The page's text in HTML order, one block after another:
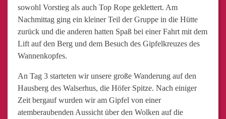
sowohl Vorstieg als auch Top Rope geklettert. Am
Nachmittag ging ein kleiner Teil der Gruppe in die Hütte
zurück und die anderen hatten Spaß bei einer Fahrt mit dem
Lift auf den Berg und dem Besuch des Gipfelkreuzes des
Wannenkopfes.
An Tag 3 starteten wir unsere große Wanderung auf den
Hausberg des Walserhus, die Höfer Spitze. Nach einiger
Zeit bergauf wurden wir am Gipfel von einer
atemberaubenden Aussicht über den Wolken auf die